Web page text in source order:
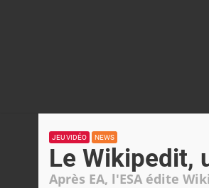
JEU VIDÉO NEWS
Le Wikipedit,
Après EA, l'ESA édite